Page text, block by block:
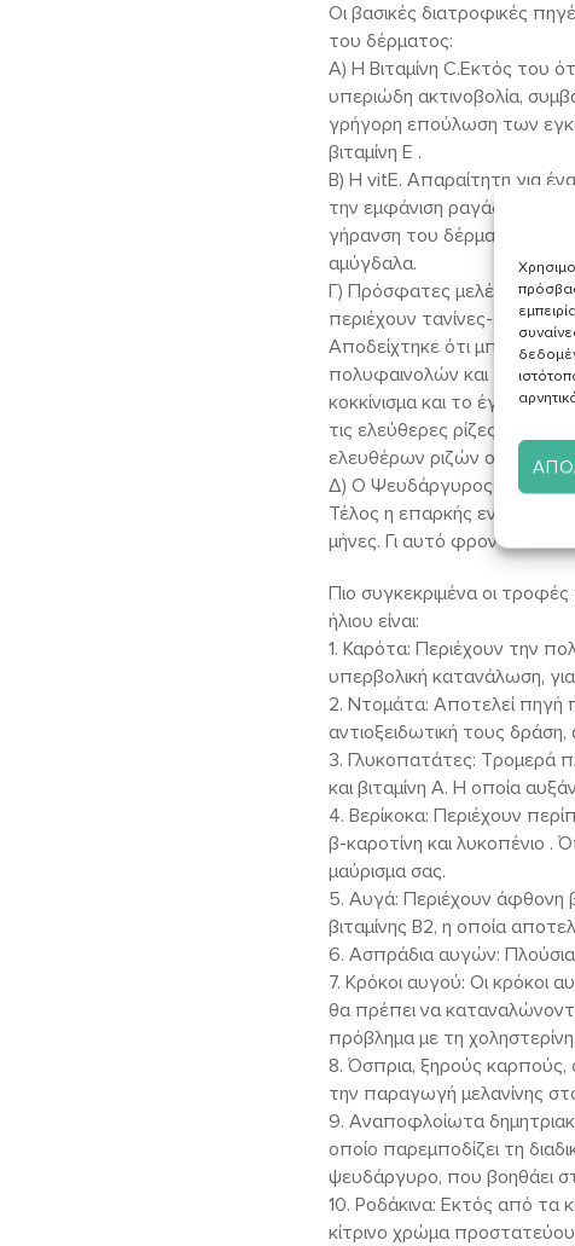
Οι βασικές διατροφικές
του δέρματος:
Α) Η Βιταμίνη C.Εκτός του
υπεριώδη ακτινοβολία,
γρήγορη επούλωση των
βιταμίνη Ε .
Β) Η vitE. Απαραίτητη για
την εμφάνιση ραγάδων και
γήρανση του δέρματος.
αμύγδαλα.
Γ) Πρόσφατες μελέτες
περιέχουν τανίνες-
Αποδείχτηκε ότι μπορεί
πολυφαινολών και του
κοκκίνισμα και το έγκαυμα
τις ελεύθερες ρίζες και
ελευθέρων ριζών οξυγόνου.
Δ) Ο Ψευδάργυρος.
Τέλος η επαρκής ενυδάτωση
μήνες. Γι αυτό φροντίστε
Πιο συγκεκριμένα οι
ήλιου είναι:
1. Καρότα: Περιέχουν την
υπερβολική κατανάλωση,
2. Ντομάτα: Αποτελεί πηγή
αντιοξειδωτική τους
3. Γλυκοπατάτες: Τρομερά
και βιταμίνη Α. Η οποία
4. Βερίκοκα: Περιέχουν
β-καροτίνη και λυκοπένιο
μαύρισμα σας.
5. Αυγά: Περιέχουν άφθονη
βιταμίνης Β2, η οποία
6. Ασπράδια αυγών: Πλούσια
7. Κρόκοι αυγού: Οι κρόκοι
θα πρέπει να
πρόβλημα με τη
8. Όσπρια, ξηρούς καρπούς,
την παραγωγή μελανίνης
9. Αναποφλοίωτα
οποίο παρεμποδίζει τη
ψευδάργυρο, που βοηθάει
10. Ροδάκινα: Εκτός από τα
κίτρινο χρώμα